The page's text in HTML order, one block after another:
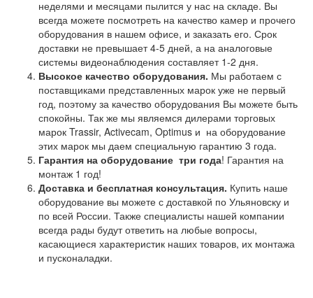
неделями и месяцами пылится у нас на складе. Вы
всегда можете посмотреть на качество камер и прочего
оборудования в нашем офисе, и заказать его. Срок
доставки не превышает 4-5 дней, а на аналоговые
системы видеонаблюдения составляет 1-2 дня.
Высокое качество оборудования. Мы работаем с
поставщиками представленных марок уже не первый
год, поэтому за качество оборудования Вы можете быть
спокойны. Так же мы являемся дилерами торговых
марок Trassir, Activecam, Optimus и на оборудование
этих марок мы даем специальную гарантию 3 года.
Гарантия на оборудование три года! Гарантия на
монтаж 1 год!
Доставка и бесплатная консультация. Купить наше
оборудование вы можете с доставкой по Ульяновску и
по всей России. Также специалисты нашей компании
всегда рады будут ответить на любые вопросы,
касающиеся характеристик наших товаров, их монтажа
и пусконаладки.